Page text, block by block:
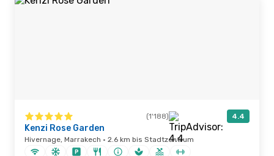
(1'188) 4.4
Kenzi Rose Garden
Hivernage, Marrakech · 2.6 km bis Stadtzentrum